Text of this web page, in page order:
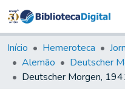
Início Hemeroteca
Alemão
Deutscher